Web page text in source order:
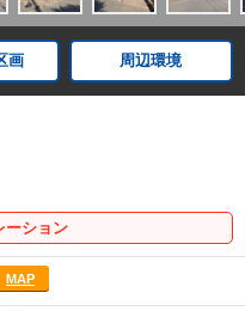
画 周辺環境
ーション
MAP